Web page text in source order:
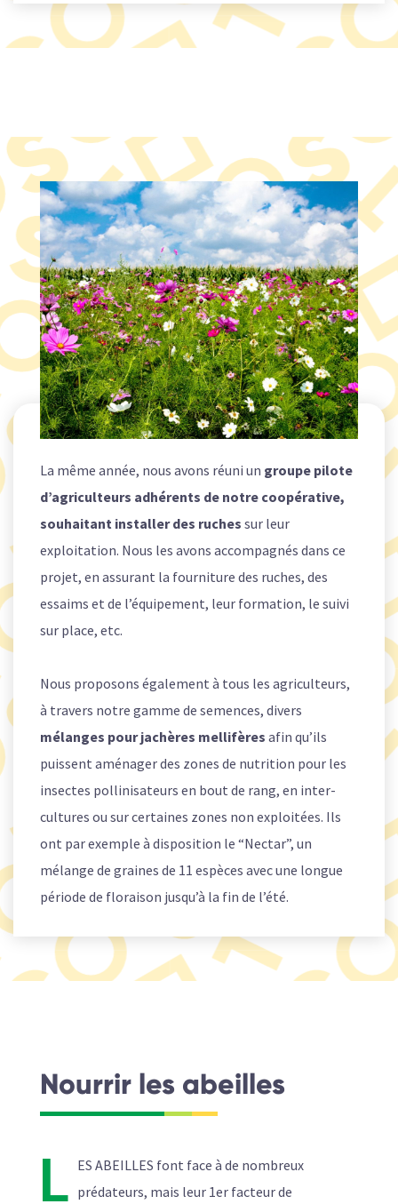
La même année, nous avons réuni un groupe pilote
d’agriculteurs adhérents de notre coopérative,
souhaitant installer des ruches sur leur
exploitation. Nous les avons accompagnés dans ce
projet, en assurant la fourniture des ruches, des
essaims et de l’équipement, leur formation, le suivi
sur place, etc.
Nous proposons également à tous les agriculteurs,
à travers notre gamme de semences, divers
mélanges pour jachères mellifères afin qu’ils
puissent aménager des zones de nutrition pour les
insectes pollinisateurs en bout de rang, en inter-
cultures ou sur certaines zones non exploitées. Ils
ont par exemple à disposition le “Nectar”, un
mélange de graines de 11 espèces avec une longue
période de floraison jusqu’à la fin de l’été.
Nourrir les abeilles
L ES ABEILLES font face à de nombreux
prédateurs, mais leur 1er facteur de